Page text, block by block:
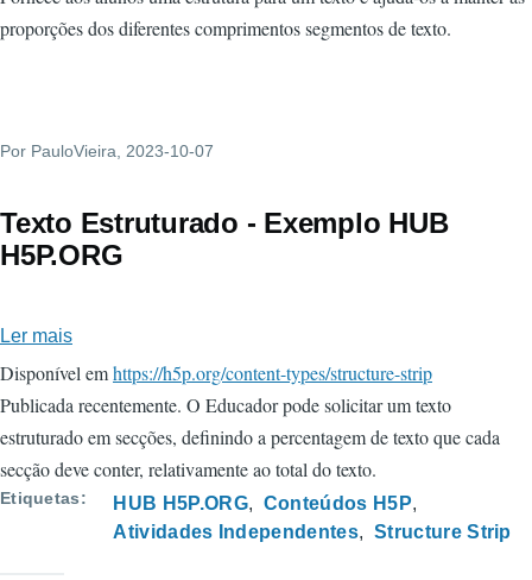
proporções dos diferentes comprimentos segmentos de texto.
Por PauloVieira , 2023-10-07
Texto Estruturado - Exemplo HUB
H5P.ORG
Ler mais
Texto
Estruturado
-
Exemplo
HUB
H5P.ORG
Disponível emhttps://h5p.org/content-types/structure-strip
Publicada recentemente. O Educador pode solicitar um texto
estruturado em secções, definindo a percentagem de texto que cada
secção deve conter, relativamente ao total do texto.
Etiquetas HUB H5P.ORG
Conteúdos H5P
Atividades Independentes
Structure Strip